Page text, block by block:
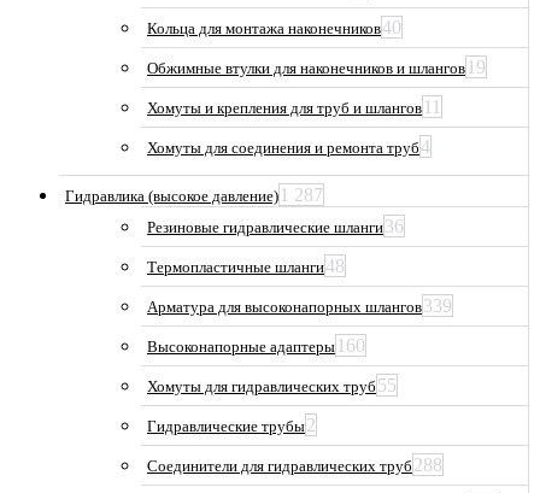
Кольца для монтажа наконечников40
Обжимные втулки для наконечников и шлангов 19
Хомуты и крепления для труб и шлангов 11
Хомуты для соединения и ремонта труб4
Гидравлика (высокое давление) 1 287
Резиновые гидравлические шланги36
Термопластичные шланги48
Арматура для высоконапорных шлангов339
Высоконапорные адаптеры 160
Хомуты для гидравлических труб 55
Гидравлические трубы2
Соединители для гидравлических труб 288